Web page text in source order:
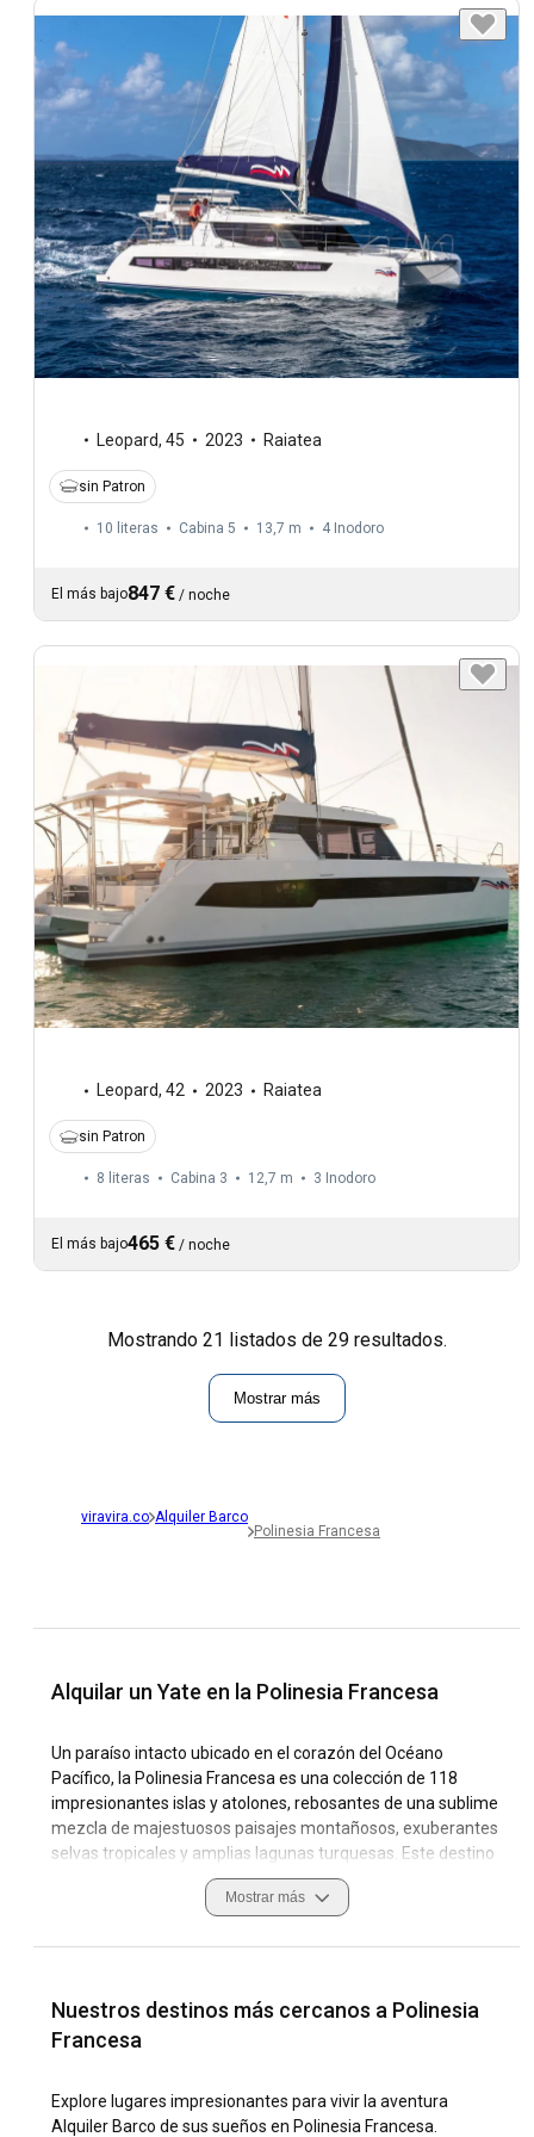
Leopard, 45 2023 Raiatea
sin Patron
10 literas Cabina 5 13,7 m 4 Inodoro
El más bajo847 € / noche
Leopard, 42 2023 Raiatea
sin Patron
8 literas Cabina 3 12,7 m 3 Inodoro
El más bajo465 € / noche
Mostrando 21 listados de 29 resultados.
Mostrar más
viravira.co Alquiler Barco
Polinesia Francesa
Alquilar un Yate en la Polinesia Francesa
Un paraíso intacto ubicado en el corazón del Océano
Pacífico, la Polinesia Francesa es una colección de 118
impresionantes islas y atolones, rebosantes de una sublime
mezcla de majestuosos paisajes montañosos, exuberantes
selvas tropicales y amplias lagunas turquesas. Este destino
náutico de primer nivel cobra vida con su vibrante vida
marina, la cultura e historia tradicional polinesia y una
Polinesia Francesa promete una experiencia de navegación
Las islas ofrecen características costeras únicas,
convirtiendo a la Polinesia Francesa en un destino de clase
Francesa es un viaje cautivador a través de lagunas
vírgenes, bahías impresionantes y playas apartadas. Junto
Mostrar más
Nuestros destinos más cercanos a Polinesia
Francesa
Explore lugares impresionantes para vivir la aventura
Alquiler Barco de sus sueños en Polinesia Francesa.